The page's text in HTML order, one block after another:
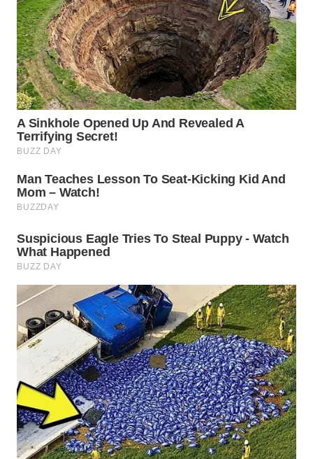
LABUANBAJO
WN
BORNEO
Wahana
Media
Group
NEWS
WAHANA
WAHANA
WAHANA
INFRASTRUKTUR
WAHANA
KONSUMEN
WAHANA
LISTRIK